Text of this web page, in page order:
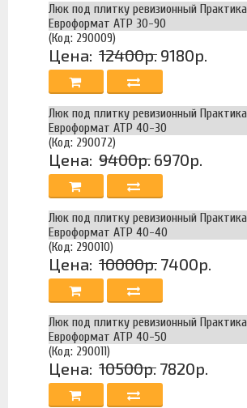
Люк под плитку ревизионный Практика
Евроформат АТР 30-90
(Код: 290009)
Цена: 12400р. 9180р.
Люк под плитку ревизионный Практика
Евроформат АТР 40-30
(Код: 290072)
Цена: 9400р. 6970р.
Люк под плитку ревизионный Практика
Евроформат АТР 40-40
(Код: 290010)
Цена: 10000р. 7400р.
Люк под плитку ревизионный Практика
Евроформат АТР 40-50
(Код: 290011)
Цена: 10500р. 7820р.